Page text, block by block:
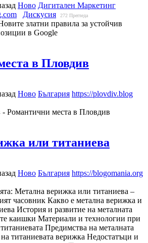
Ново Дигитален Маркетинг
Дискусия 272 Прегледа
златни правила за устойчив
в Google
в Пловдив
Ново България https://plovdiv.blog
- Романтични места в Пловдив
или титаниева
Ново България https://blogomania.org
Метална верижка или титаниева –
часовник Какво е метална верижка и
История и развитие на металната
каишки Материали и технологии при
Предимства на металната
титаниевата верижка Недостатъци и